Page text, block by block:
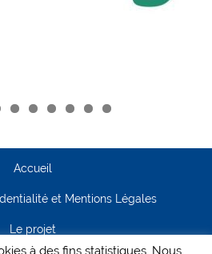
Accueil
et Mentions Légales
Le projet
à des fins statistiques. Nous